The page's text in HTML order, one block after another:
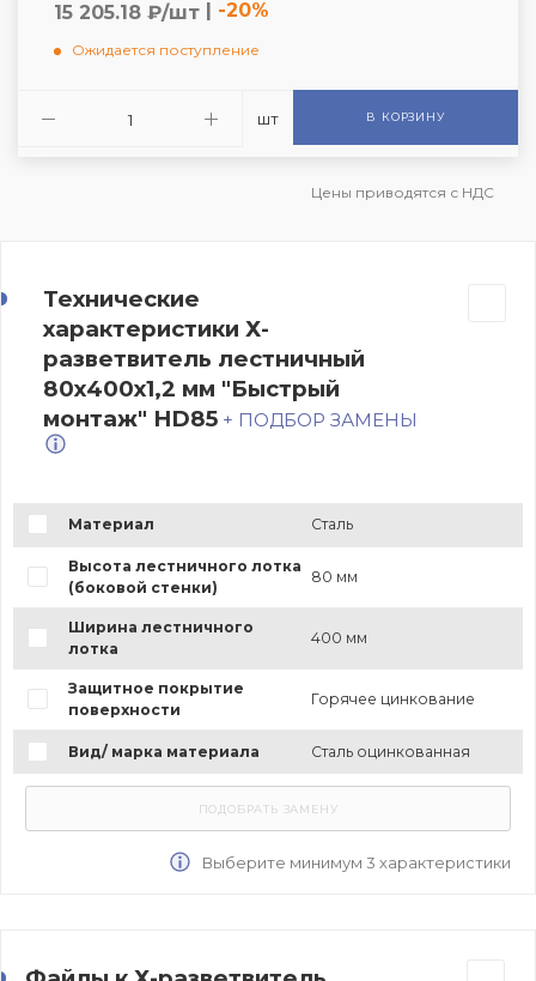
15 205.18 ₽/шт | -20%
Ожидается поступление
шт В КОРЗИНУ
Цены приводятся с НДС
Технические
характеристики Х-
разветвитель лестничный
80х400х1,2 мм "Быстрый
монтаж" HD85 + ПОДБОР ЗАМЕНЫ
Материал Сталь
Высота лестничного лотка
(боковой стенки)
80 мм
Ширина лестничного
лотка
400 мм
Защитное покрытие
поверхности
Горячее цинкование
Вид/ марка материала Сталь оцинкованная
Выберите минимум 3 характеристики